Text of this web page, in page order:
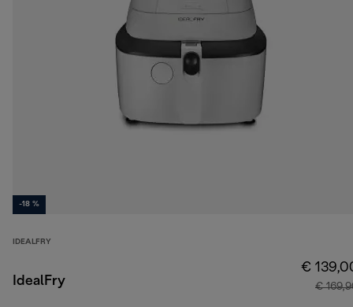
-18 %
IDEALFRY
IdealFry
€
€